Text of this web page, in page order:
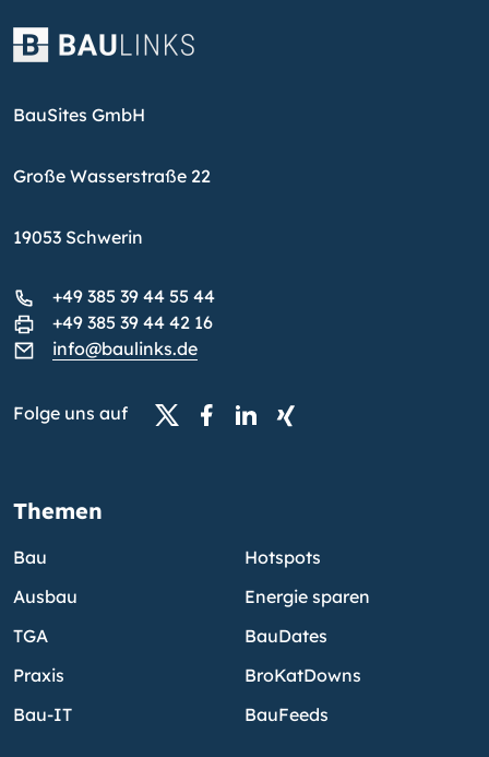
BauSites GmbH
Große Wasserstraße 22
19053 Schwerin
+49 385 39 44 55 44
+49 385 39 44 42 16
info@baulinks.de
Folge uns auf
Themen
Bau
Ausbau
TGA
Praxis
Bau-IT
Hotspots
Energie sparen
BauDates
BroKatDowns
BauFeeds